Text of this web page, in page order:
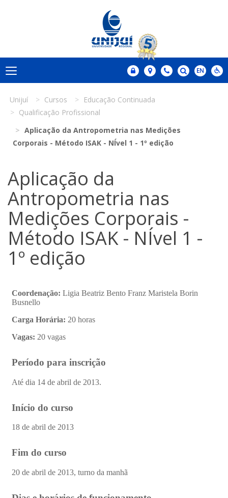
Unijuí Cursos
Educação Continuada
Qualificação Profissional
Aplicação da Antropometria nas Medições
Corporais - Método ISAK - NÍvel 1 - 1º edição
Aplicação da
Antropometria nas
Medições Corporais -
Método ISAK - NÍvel 1 -
1º edição